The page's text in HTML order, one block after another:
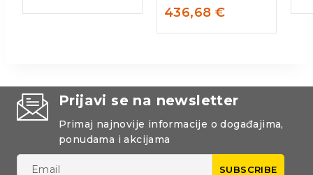
436,68 €
Prijavi se na newsletter
Primaj najnovije informacije o događajima,
ponudama i akcijama